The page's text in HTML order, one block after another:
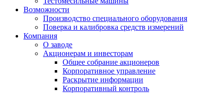
Возможности
Производство специального оборудования
Поверка и калибровка средств измерений
Компания
О заводе
Акционерам и инвесторам
Общее собрание акционеров
Корпоративное управление
Раскрытие информации
Корпоративный контроль